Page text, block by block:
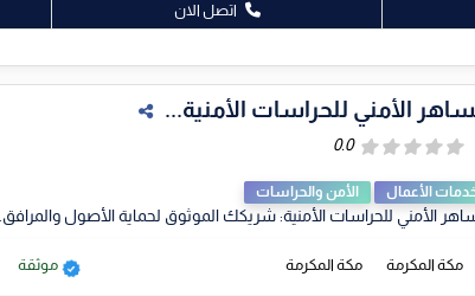
اتصل الان
الأمني للحراسات الأمنية...
الأعمال الأمن والحراسات
الأمني للحراسات الأمنية: شريكك الموثوق لحماية الأصول والمرافق...
مكة المكرمة مكة المكرمة موثقة